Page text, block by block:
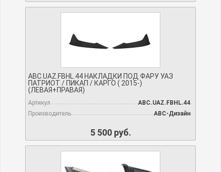
ABC.UAZ.FBHL.44 НАКЛАДКИ ПОД ФАРУ УАЗ
ПАТРИОТ / ПИКАП / КАРГО ( 2015-)
(ЛЕВАЯ+ПРАВАЯ)
Артикул
ABC.UAZ.FBHL.44
Производитель
АВС-Дизайн
5 500 руб.